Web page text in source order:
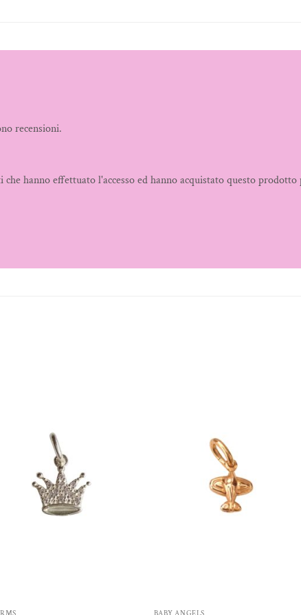
recensioni.
che hanno effettuato l'accesso ed hanno acquistato questo prodotto